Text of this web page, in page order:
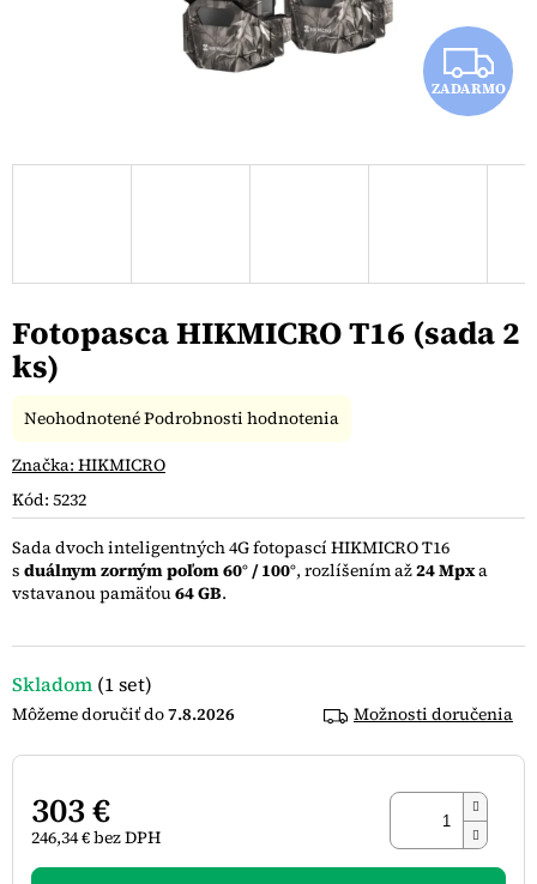
Z
A
D
M
ZADARMO
Fotopasca HIKMICRO T16 (sada 2
ks)
Kód: 5232
Skladom (1 set)
7.8.2026 Možnosti doručenia
303 €
246,34 € bez DPH
Jednotková
Sada dvoch inteligentných 4G fotopascí HIKMICRO T16
s duálnym zorným poľom 60° / 100°, rozlíšením až24 Mpxa
vstavanou pamäťou64 GB.
Priemerné
produktu
0,0
5
hviezdičiek.
NeohodnotenéPodrobnosti hodnotenia
Značka: HIKMICRO